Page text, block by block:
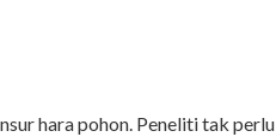
hara pohon. Peneliti tak perlu